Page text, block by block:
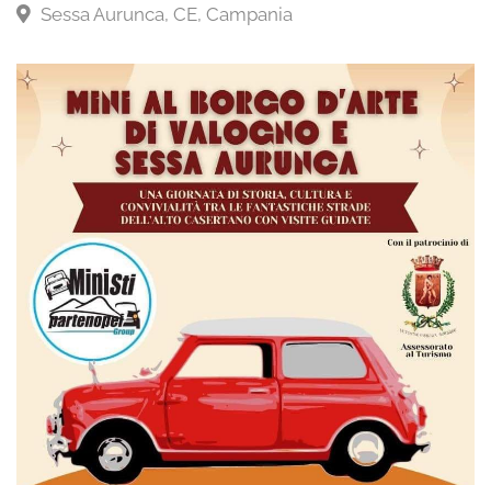
Sessa Aurunca, CE, Campania